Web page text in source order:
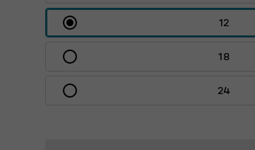
12
18
24